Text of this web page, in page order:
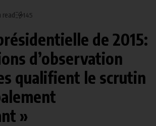
read 145
de 2015:
d’observation
qualifient le scrutin
»